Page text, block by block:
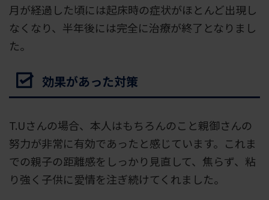
月が経過した頃には起床時の症状がほとんど出現し
なくなり、半年後には完全に治療が終了となりまし
た。
効果があった対策
T.Uさんの場合、本人はもちろんのこと親御さんの
努力が非常に有効であったと感じています。これま
での親子の距離感をしっかり見直して、焦らず、粘
り強く子供に愛情を注ぎ続けてくれました。